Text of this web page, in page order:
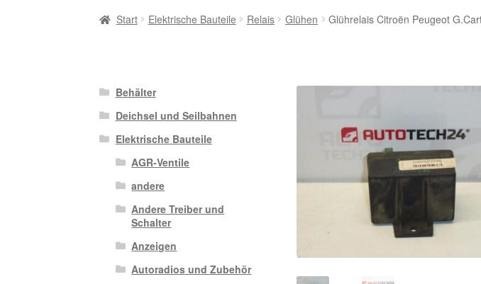
Start Elektrische Bauteile Relais Glühen Glührelais Citroën Peugeot
Behälter
Deichsel und Seilbahnen
Elektrische Bauteile
AGR-Ventile
andere
Andere Treiber und
Schalter
Anzeigen
Autoradios und Zubehör